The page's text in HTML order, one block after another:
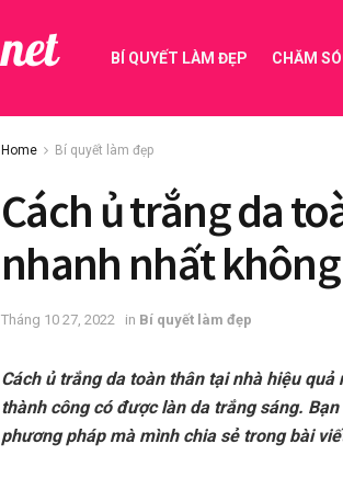
BÍ QUYẾT LÀM ĐẸP CHĂM
Home Bí quyết làm đẹp
Cách ủ trắng da
nhanh nhất
Tháng 10 27, 2022 in Bí quyết làm đẹp
Cách ủ trắng da toàn thân tại nhà hiệu
thành công có được làn da trắng sáng.
phương pháp mà mình chia sẻ trong bài